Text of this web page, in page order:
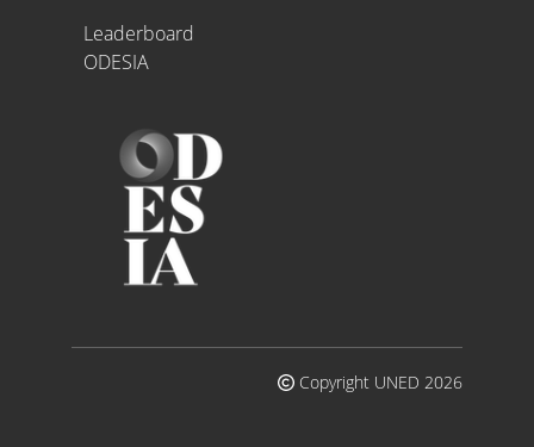
Leaderboard
ODESIA
Copyright UNED 2026